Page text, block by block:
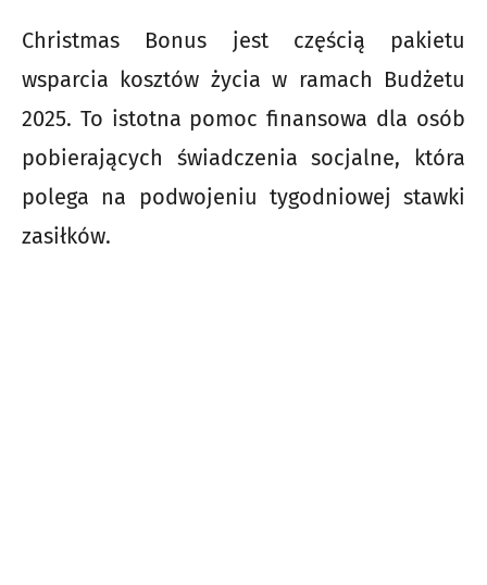
Christmas Bonus jest częścią pakietu
wsparcia kosztów życia w ramach Budżetu
2025. To istotna pomoc finansowa dla osób
pobierających świadczenia socjalne, która
polega na podwojeniu tygodniowej stawki
zasiłków.